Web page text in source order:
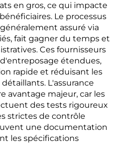
en gros, ce qui impacte
Le processus
assuré via
fait gagner du temps et
Ces fournisseurs
étendues,
rapide et réduisant les
L'assurance
avantage majeur, car les
des tests rigoureux
strictes de contrôle
une documentation
les spécifications